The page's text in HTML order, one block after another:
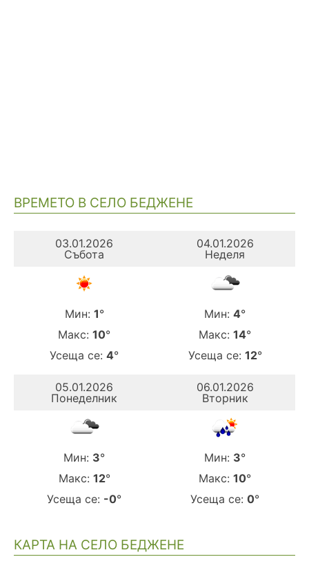
ВРЕМЕТО В СЕЛО БЕДЖЕНЕ
03.01.2026
Събота
Мин: 1°
Макс: 10°
Усеща се: 4°
04.01.2026
Неделя
Мин: 4°
Макс: 14°
Усеща се: 12°
05.01.2026
Понеделник
Мин: 3°
Макс: 12°
Усеща се: -0°
06.01.2026
Вторник
Мин: 3°
Макс: 10°
Усеща се: 0°
КАРТА НА СЕЛО БЕДЖЕНЕ